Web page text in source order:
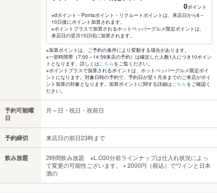
0ポイント
※dポイント・Pontaポイント・リクルートポイントは、来店日から6～
10日後にポイント加算されます。
※ポイントプラスで加算されるホットペッパーグルメ限定ポイントは、
来店日の翌月15日頃に加算されます。
※加算ポイントは、ご予約の条件により変動する場合があります。
※一部時間帯（7:00～14:59来店の予約）は確定した人数1人につき10ポイン
トとなります。詳しくはこちらをご覧ください。
※ポイントプラスで加算されるポイントは、ホットペッパーグルメ限定ポイ
ントになります。対象日時の予約で、予約日が翌々月末までのご来店がポイ
ント加算の対象となります。加算ポイントに関する詳細はこちらをご確認く
ださい。
予約可能曜
日
月～日・祝日・祝前日
予約締切 来店日の前日23時まで
飲み放題
2時間飲み放題 ※L.O30分前ラインナップは仕入れ状況によっ
て変更の可能性ございます。＋2000円（税込）でワインと日本
酒の